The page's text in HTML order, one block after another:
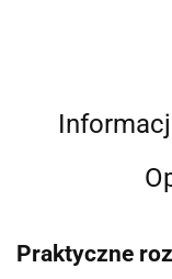
Praktyczne